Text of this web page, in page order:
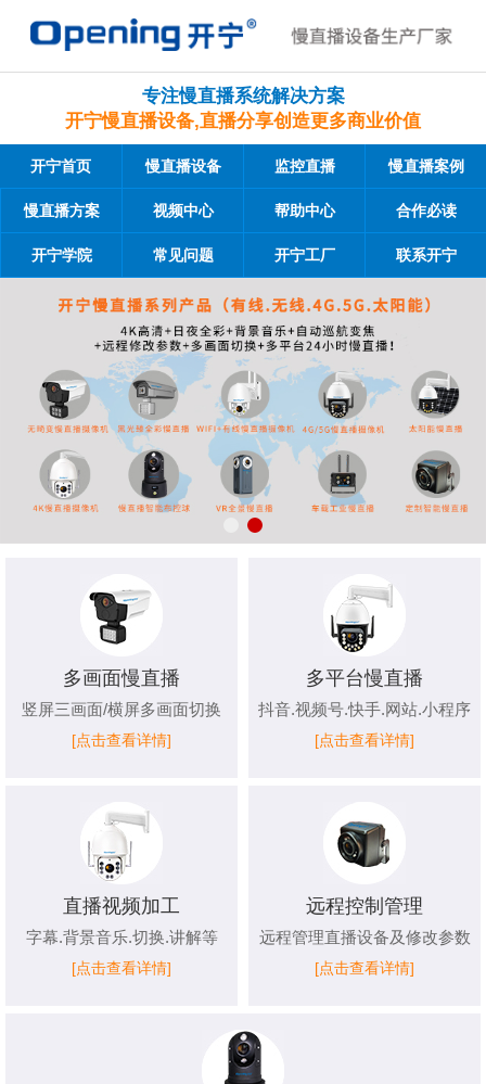
专注慢直播系统解决方案
开宁慢直播设备,直播分享创造更多商业价值
开宁首页 慢直播设备 监控直播 慢直播案例
慢直播方案 视频中心 帮助中心 合作必读
开宁学院 常见问题 开宁工厂 联系开宁
多画面慢直播
竖屏三画面/横屏多画面切换
[点击查看详情]
多平台慢直播
抖音.视频号.快手.网站.小程序
[点击查看详情]
直播视频加工
字幕.背景音乐.切换.讲解等
[点击查看详情]
远程控制管理
远程管理直播设备及修改参数
[点击查看详情]